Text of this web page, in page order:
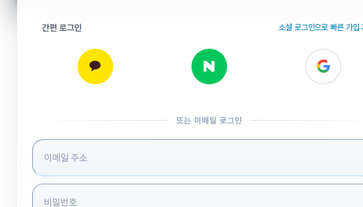
간편 로그인 소셜 로그인으로 빠른 가입
또는 이메일 로그인
로그인 정보 입력